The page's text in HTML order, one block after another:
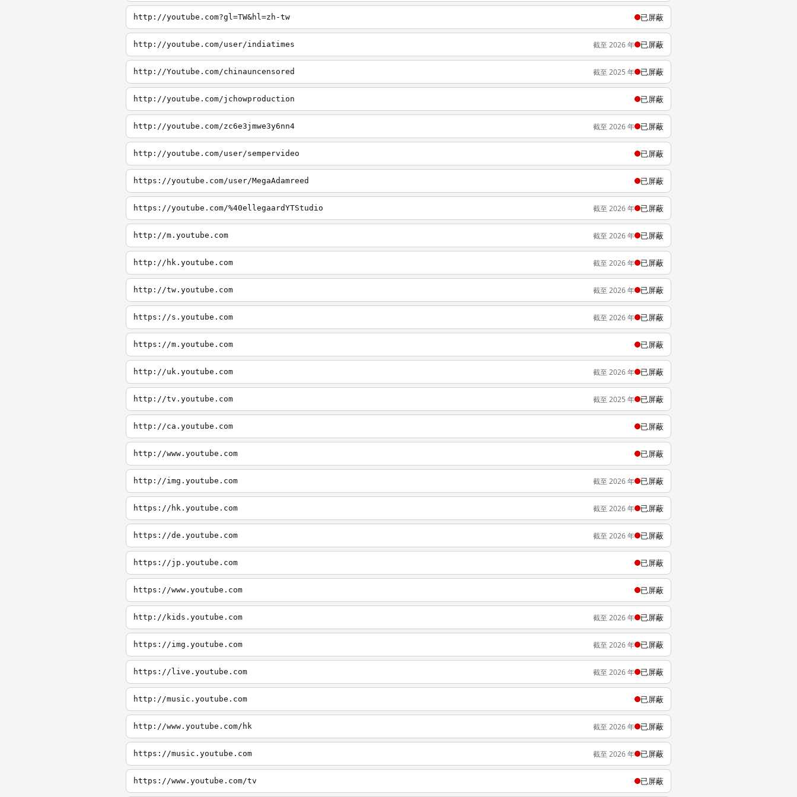
http://youtube.com?gl=TW&hl=zh-tw 已屏蔽
http://youtube.com/user/indiatimes 截至 2026 年 已屏蔽
http://Youtube.com/chinauncensored 截至 2025 年 已屏蔽
http://youtube.com/jchowproduction 已屏蔽
http://youtube.com/zc6e3jmwe3y6nn4 截至 2026 年 已屏蔽
http://youtube.com/user/sempervideo 已屏蔽
https://youtube.com/user/MegaAdamreed 已屏蔽
https://youtube.com/%40ellegaardYTStudio 截至 2026 年 已屏蔽
http://m.youtube.com 截至 2026 年 已屏蔽
http://hk.youtube.com 截至 2026 年 已屏蔽
http://tw.youtube.com 截至 2026 年 已屏蔽
https://s.youtube.com 截至 2026 年 已屏蔽
https://m.youtube.com 已屏蔽
http://uk.youtube.com 截至 2026 年 已屏蔽
http://tv.youtube.com 截至 2025 年 已屏蔽
http://ca.youtube.com 已屏蔽
http://www.youtube.com 已屏蔽
http://img.youtube.com 截至 2026 年 已屏蔽
https://hk.youtube.com 截至 2026 年 已屏蔽
https://de.youtube.com 截至 2026 年 已屏蔽
https://jp.youtube.com 已屏蔽
https://www.youtube.com 已屏蔽
http://kids.youtube.com 截至 2026 年 已屏蔽
https://img.youtube.com 截至 2026 年 已屏蔽
https://live.youtube.com 截至 2026 年 已屏蔽
http://music.youtube.com 已屏蔽
http://www.youtube.com/hk 截至 2026 年 已屏蔽
https://music.youtube.com 截至 2026 年 已屏蔽
https://www.youtube.com/tv 已屏蔽